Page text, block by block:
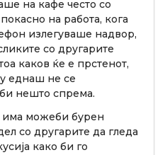
на кафе често со
на работа, кога
излегуваше надвор,
со другарите
каков ќе е прстенот,
еднаш не се
нешто спрема.
има можеби бурен
со другарите да гледа
како би го